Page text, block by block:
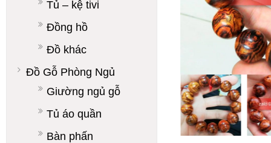
Tủ – kệ tivi
Đồng hồ
Đồ khác
Đồ Gỗ Phòng Ngủ
Giường ngủ gỗ
Tủ áo quần
Bàn phấn